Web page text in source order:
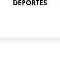
DEPORTES